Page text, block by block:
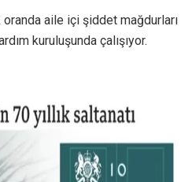
oranda aile içi şiddet mağdurları
kuruluşunda çalışıyor.